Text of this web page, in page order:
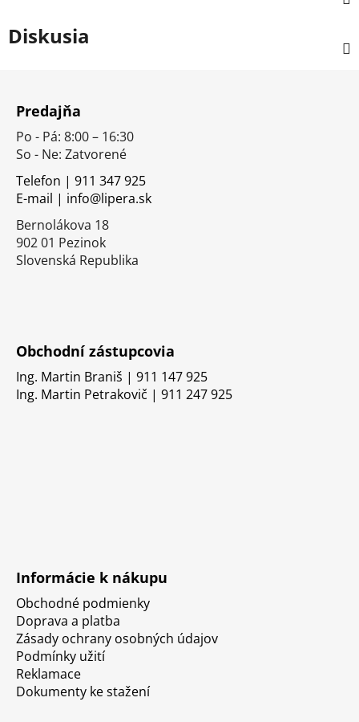
Diskusia
Predajňa
Po - Pá: 8:00 – 16:30
So - Ne: Zatvorené
Telefon | 911 347 925
E-mail | info@lipera.sk
Bernolákova 18
902 01 Pezinok
Slovenská Republika
Obchodní zástupcovia
Ing. Martin Braniš | 911 147 925
Ing. Martin Petrakovič | 911 247 925
Informácie k nákupu
Obchodné podmienky
Doprava a platba
Zásady ochrany osobných údajov
Podmínky užití
Reklamace
Dokumenty ke stažení